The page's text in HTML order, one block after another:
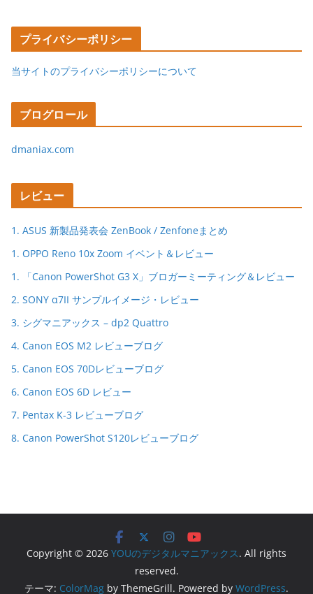
プライバシーポリシー
当サイトのプライバシーポリシーについて
ブログロール
dmaniax.com
レビュー
1. ASUS 新製品発表会 ZenBook / Zenfoneまとめ
1. OPPO Reno 10x Zoom イベント＆レビュー
1. 「Canon PowerShot G3 X」ブロガーミーティング＆レビュー
2. SONY α7II サンプルイメージ・レビュー
3. シグマニアックス – dp2 Quattro
4. Canon EOS M2 レビューブログ
5. Canon EOS 70Dレビューブログ
6. Canon EOS 6D レビュー
7. Pentax K-3 レビューブログ
8. Canon PowerShot S120レビューブログ
Copyright © 2026 YOUのデジタルマニアックス. All rights
reserved.
テーマ: ColorMag by ThemeGrill. Powered by WordPress.